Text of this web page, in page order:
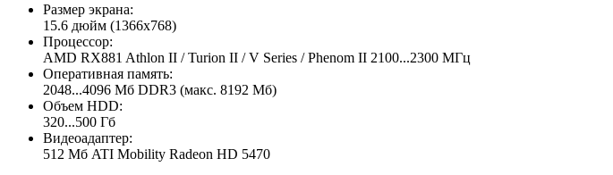
Размер экрана:
15.6 дюйм (1366x768)
Процессор:
AMD RX881 Athlon II / Turion II / V Series / Phenom II 2100...2300 МГц
Оперативная память:
2048...4096 Мб DDR3 (макс. 8192 Мб)
Объем HDD:
320...500 Гб
Видеоадаптер:
512 Мб ATI Mobility Radeon HD 5470